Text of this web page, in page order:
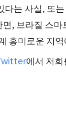
다는 사실, 또
, 브라질 스마
흥미로운 지
에서 저